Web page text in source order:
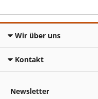
Wir über uns
Kontakt
Newsletter